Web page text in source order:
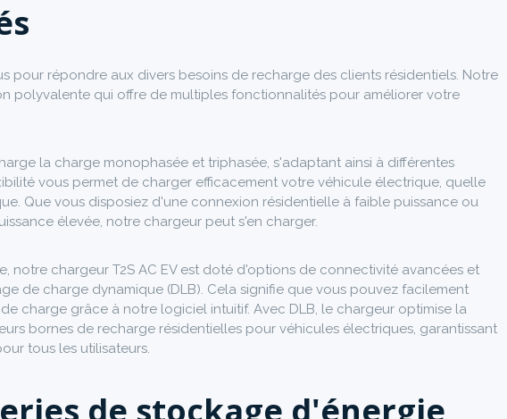
pour répondre aux divers besoins de recharge des clients résidentiels. Notre
polyvalente qui offre de multiples fonctionnalités pour améliorer votre
la charge monophasée et triphasée, s'adaptant ainsi à différentes
vous permet de charger efficacement votre véhicule électrique, quelle
Que vous disposiez d'une connexion résidentielle à faible puissance ou
élevée, notre chargeur peut s'en charger.
notre chargeur T2S AC EV est doté d'options de connectivité avancées et
de charge dynamique (DLB). Cela signifie que vous pouvez facilement
charge grâce à notre logiciel intuitif. Avec DLB, le chargeur optimise la
bornes de recharge résidentielles pour véhicules électriques, garantissant
tous les utilisateurs.